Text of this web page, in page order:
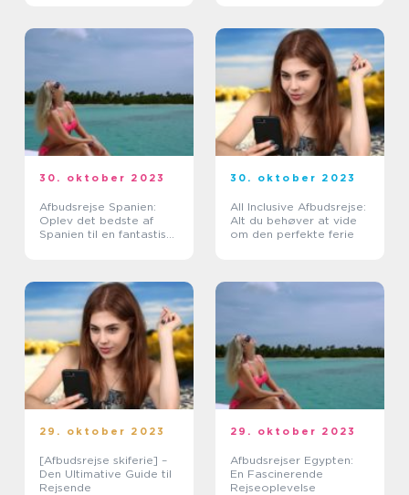
30. oktober 2023
Afbudsrejse Spanien:
Oplev det bedste af
Spanien til en fantastisk
30. oktober 2023
All Inclusive Afbudsrejse:
Alt du behøver at vide
om den perfekte ferie
29. oktober 2023
[Afbudsrejse skiferie] –
Den Ultimative Guide til
Rejsende
29. oktober 2023
Afbudsrejser Egypten:
En Fascinerende
Rejseoplevelse